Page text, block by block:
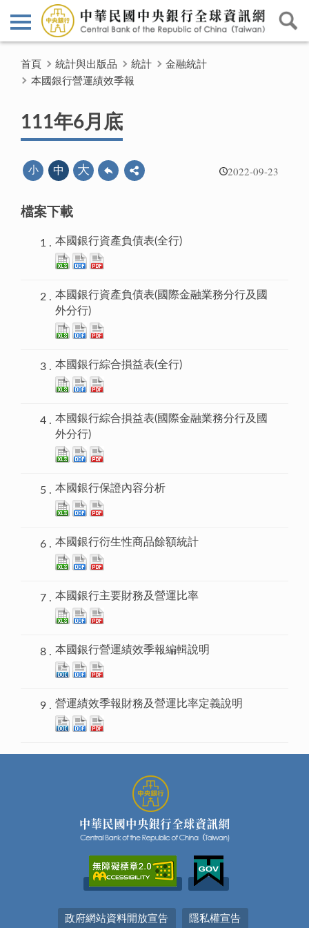
首頁 統計與出版品 統計
金融統計
本國銀行營運績效季報
111年6月底
2022-09-23
小 中 大
檔案下載
本國銀行資產負債表(全行)
本國銀行資產負債表(國際金融業務分行及國
外分行)
本國銀行綜合損益表(全行)
本國銀行綜合損益表(國際金融業務分行及國
外分行)
本國銀行保證內容分析
本國銀行衍生性商品餘額統計
本國銀行主要財務及營運比率
本國銀行營運績效季報編輯說明
營運績效季報財務及營運比率定義說明
政府網站資料開放宣告 隱私權宣告